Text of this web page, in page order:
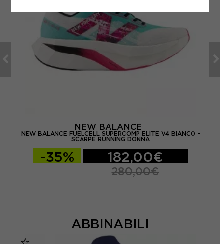
NEW BALANCE
NEW BALANCE FUELCELL SUPERCOMP ELITE V4 BIANCO -
SCARPE RUNNING DONNA
-35% 182,00€
280,00€
ABBINABILI